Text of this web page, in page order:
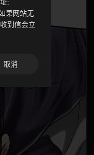
:
果网站无
到信会立
取消